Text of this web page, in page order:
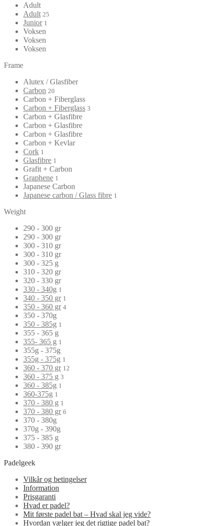
Adult
Adult 25
Junior 1
Voksen
Voksen
Voksen
Frame
Alutex / Glasfiber
Carbon 20
Carbon + Fiberglass
Carbon + Fiberglass 3
Carbon + Glasfibre
Carbon + Glasfibre
Carbon + Glasfibre
Carbon + Kevlar
Cork 1
Glasfibre 1
Grafit + Carbon
Graphene 1
Japanese Carbon
Japanese carbon / Glass fibre 1
Weight
290 - 300 gr
290 - 300 gr
300 - 310 gr
300 - 310 gr
300 - 325 g
310 - 320 gr
320 - 330 gr
330 - 340g 1
340 - 350 gr 1
350 - 360 gr 4
350 - 370g
350 - 385g 1
355 - 365 g
355- 365 g 1
355g - 375g
355g - 375g 1
360 - 370 gr 12
360 - 375 g 3
360 - 385g 1
360-375g 1
370 - 380 g 1
370 - 380 gr 6
370 - 380g
370g - 390g
375 - 385 g
380 - 390 gr
Padelgeek
Vilkår og betingelser
Information
Prisgaranti
Hvad er padel?
Mit første padel bat – Hvad skal jeg vide?
Hvordan vælger jeg det rigtige padel bat?